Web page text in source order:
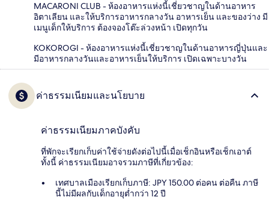
MACARONI CLUB - ห้องอาหารแห่งนี้เชี่ยวชาญในด้านอาหาร
อิตาเลียน และให้บริการอาหารกลางวัน อาหารเย็น และของว่าง มี
เมนูเด็กให้บริการ ต้องจองโต๊ะล่วงหน้า เปิดทุกวัน
KOKOROGI - ห้องอาหารแห่งนี้เชี่ยวชาญในด้านอาหารญี่ปุ่นและ
มีอาหารกลางวันและอาหารเย็นให้บริการ เปิดเฉพาะบางวัน
ค่าธรรมเนียมและนโยบาย
ค่าธรรมเนียมภาคบังคับ
ที่พักจะเรียกเก็บค่าใช้จ่ายดังต่อไปนี้เมื่อเช็กอินหรือเช็กเอาต์
ทั้งนี้ ค่าธรรมเนียมอาจรวมภาษีที่เกี่ยวข้อง:
เทศบาลเมืองเรียกเก็บภาษี: JPY 150.00 ต่อคน ต่อคืน ภาษี
นี้ไม่มีผลกับเด็กอายุต่ำกว่า 12 ปี